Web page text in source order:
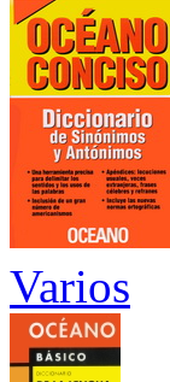
Varios